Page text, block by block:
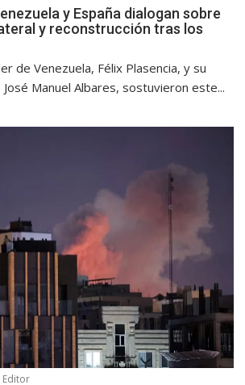
y España dialogan sobre
y reconstrucción tras los
de Venezuela, Félix Plasencia, y su
Manuel Albares, sostuvieron este...
Editor